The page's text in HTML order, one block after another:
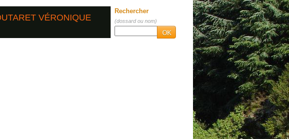
VÉRONIQUE
Rechercher
(dossard ou nom)
OK